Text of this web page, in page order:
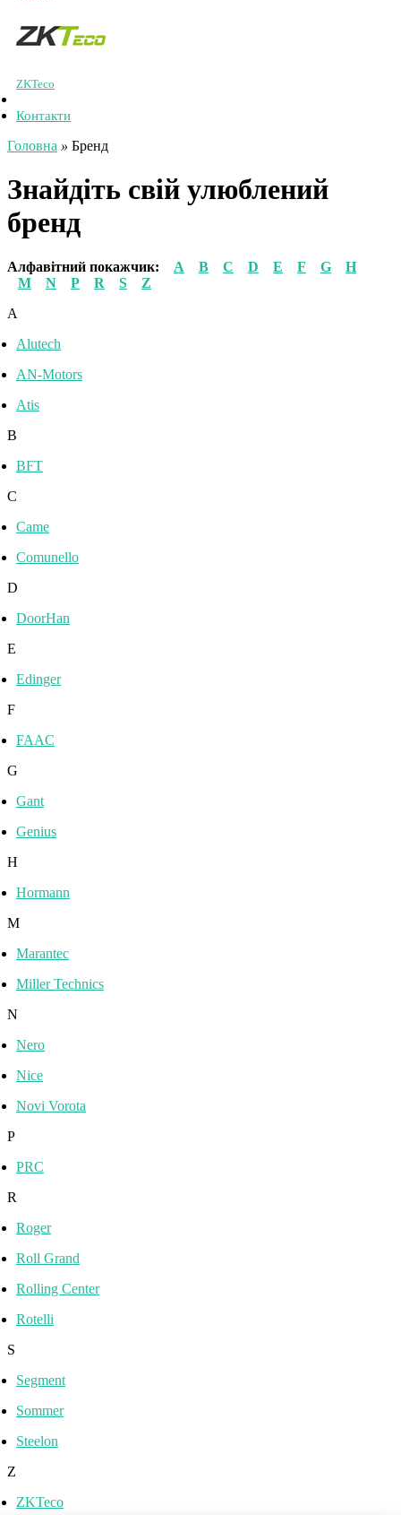
ZKTeco
Контакти
Головна » Бренд
Знайдіть свій улюблений
бренд
Алфавітний покажчик: A B C D E F G
H
M
N P R S
Z
A
Alutech
AN-Motors
Atis
B
BFT
C
Came
Comunello
D
DoorHan
E
Edinger
F
FAAC
G
Gant
Genius
H
Hormann
M
Marantec
Miller Technics
N
Nero
Nice
Novi Vorota
P
PRC
R
Roger
Roll Grand
Rolling Center
Rotelli
S
Segment
Sommer
Steelon
Z
ZKTeco